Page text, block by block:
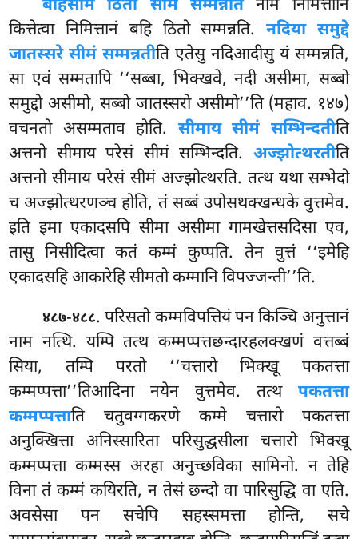
बहिसीमे ठितो सीमं सम्मन्नतिनाम निमित्तानि
कित्तेत्वा निमित्तानं बहि ठितो सम्मन्नति.नदिया समुद्दे
जातस्सरे सीमं सम्मन्नतीति एतेसु नदिआदीसु यं सम्मन्नति,
सा एवं सम्मतापि ‘‘सब्बा, भिक्खवे, नदी असीमा, सब्बो
समुद्दो असीमो, सब्बो जातस्सरो असीमो’’ति (महाव. १४७)
वचनतो असम्मताव होति. सीमाय सीमं सम्भिन्दतीति
अत्तनो सीमाय परेसं सीमं सम्भिन्दति. अज्झोत्थरतीति
अत्तनो सीमाय परेसं सीमं अज्झोत्थरति. तत्थ यथा सम्भेदो
च अज्झोत्थरणञ्च होति, तं सब्बं उपोसथक्खन्धके वुत्तमेव.
इति इमा एकादसपि सीमा असीमा गामखेत्तसदिसा एव,
तासु निसीदित्वा कतं कम्मं कुप्पति. तेन वुत्तं ‘‘इमेहि
एकादसहि आकारेहि सीमतो कम्मानि विपज्जन्ती’’ति.
४८७-४८८. परिसतो कम्मविपत्तियं पन किञ्चि अनुत्तानं
नाम नत्थि. यम्पि तत्थ कम्मप्पत्तछन्दारहलक्खणं वत्तब्बं
सिया, तम्पि परतो ‘‘चत्तारो भिक्खू पकतत्ता
कम्मप्पत्ता’’तिआदिना नयेन वुत्तमेव. तत्थ पकतत्ता
कम्मप्पत्ताति चतुवग्गकरणे कम्मे चत्तारो पकतत्ता
अनुक्खित्ता अनिस्सारिता परिसुद्धसीला चत्तारो भिक्खू
कम्मप्पत्ता कम्मस्स अरहा अनुच्छविका सामिनो. न तेहि
विना तं कम्मं कयिरति, न तेसं छन्दो वा पारिसुद्धि वा एति.
अवसेसा पन सचेपि सहस्समत्ता होन्ति, सचे